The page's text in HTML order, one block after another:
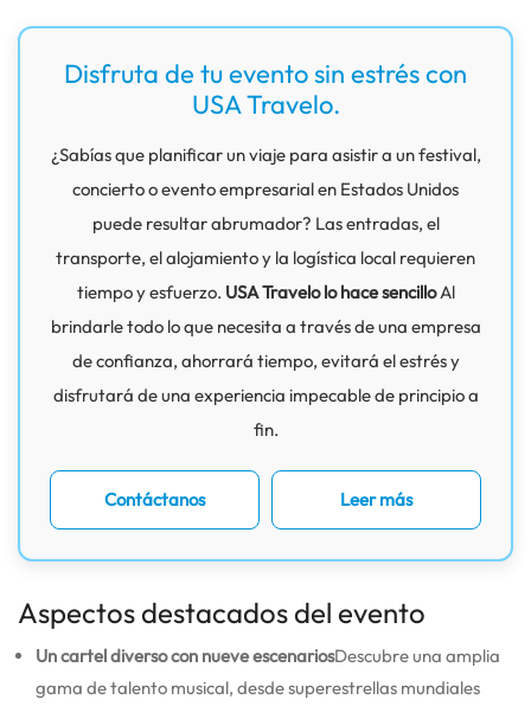
Disfruta de tu evento sin estrés con
USA Travelo.
¿Sabías que planificar un viaje para asistir a un festival,
concierto o evento empresarial en Estados Unidos
puede resultar abrumador? Las entradas, el
transporte, el alojamiento y la logística local requieren
tiempo y esfuerzo. USA Travelo lo hace sencilloAl
brindarle todo lo que necesita a través de una empresa
de confianza, ahorrará tiempo, evitará el estrés y
disfrutará de una experiencia impecable de principio a
fin.
Contáctanos Leer más
Aspectos destacados del evento
Un cartel diverso con nueve escenariosDescubre una amplia
gama de talento musical, desde superestrellas mundiales